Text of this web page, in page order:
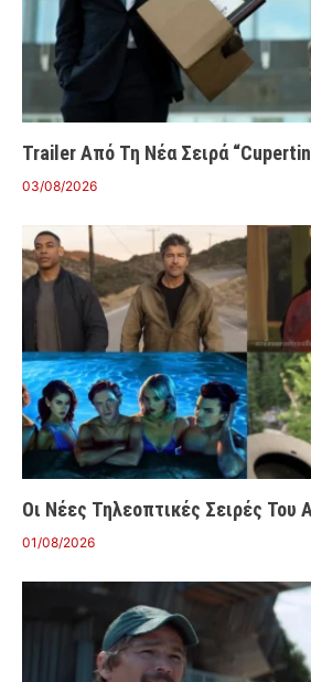
Trailer Από Τη Νέα Σειρά
03/08/2026
Οι Νέες Τηλεοπτικές Σειρές Του
01/08/2026